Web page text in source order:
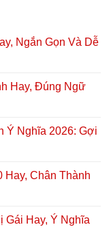
Ngắn Gọn Và Dễ
Hay, Đúng Ngữ
Ý Nghĩa 2026: Gợi
Hay, Chân Thành
Gái Hay, Ý Nghĩa